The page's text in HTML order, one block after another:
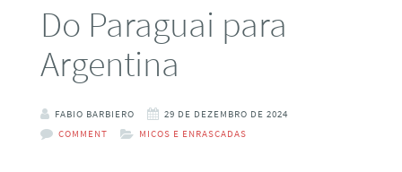
Do Paraguai para
Argentina
FABIO BARBIERO
29 DE DEZEMBRO DE 2024
COMMENT
MICOS E ENRASCADAS